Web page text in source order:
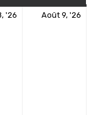
'26 Août 9, '26